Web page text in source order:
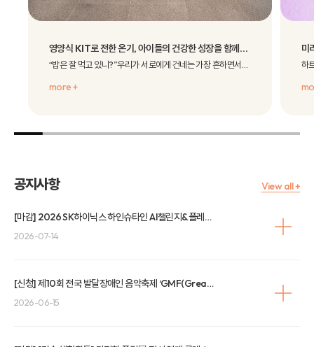
영양식 KIT로 전한 온기, 아이들의 건강한 성장을 함께합니다. 『방학 중 결식우려아동의 결식문제 해결을 위한 특식 KIT 지원사업』
“밥은 잘 먹고 있니?”우리가 서로에게 건네는 가장 흔하면서도 다정한 안부의 인사입니다.학..
more +
미
공지사항 View all +
[마감] 2026 SK하이닉스 하인슈타인 AI챌린지&플레이 사전 참가 등록 안내
2026-07-14
[신청] 제10회 전국 발달장애인 음악축제 ‘GMF(Great Music Festival)’ 관람 신청 안내
2026-06-15